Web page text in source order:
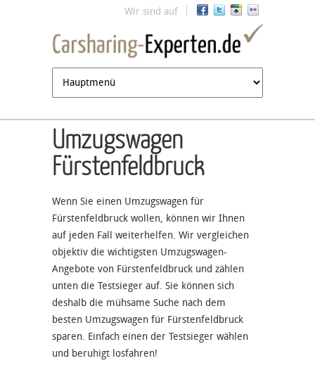
Jump to navigation
Wir sind auf
Umzugswagen
Fürstenfeldbruck
Wenn Sie einen Umzugswagen für
Fürstenfeldbruck wollen, können wir Ihnen
auf jeden Fall weiterhelfen. Wir vergleichen
objektiv die wichtigsten Umzugswagen-
Angebote von Fürstenfeldbruck und zählen
unten die Testsieger auf. Sie können sich
deshalb die mühsame Suche nach dem
besten Umzugswagen für Fürstenfeldbruck
sparen. Einfach einen der Testsieger wählen
und beruhigt losfahren!